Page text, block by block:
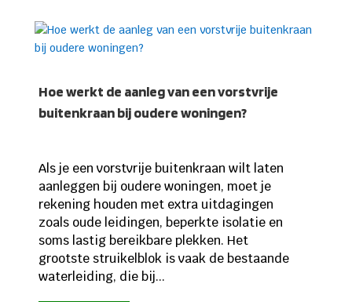
Hoe werkt de aanleg van een vorstvrije
buitenkraan bij oudere woningen?
Als je een vorstvrije buitenkraan wilt laten
aanleggen bij oudere woningen, moet je
rekening houden met extra uitdagingen
zoals oude leidingen, beperkte isolatie en
soms lastig bereikbare plekken. Het
grootste struikelblok is vaak de bestaande
waterleiding, die bij...